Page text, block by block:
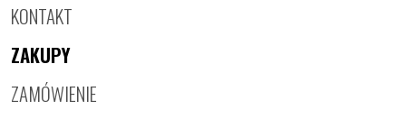
KONTAKT
ZAKUPY
ZAMÓWIENIE